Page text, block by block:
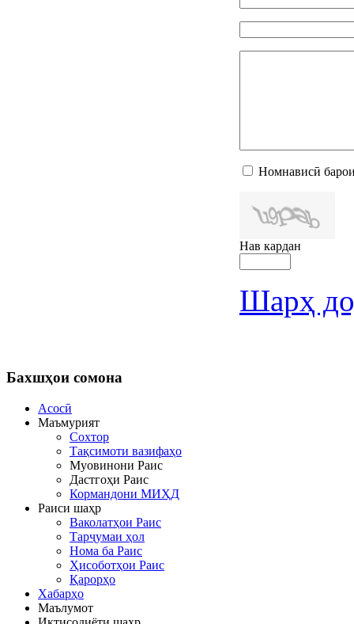
Номнависӣ
Нав кардан
Шарҳ
Бахшҳои сомона
Асосӣ
Маъмурият
Сохтор
Тақсимоти вазифаҳо
Муовинони Раис
Дастгоҳи Раис
Кормандони МИҲД
Раиси шаҳр
Ваколатҳои Раис
Тарҷумаи ҳол
Нома ба Раис
Ҳисоботҳои Раис
Қарорҳо
Хабарҳо
Маълумот